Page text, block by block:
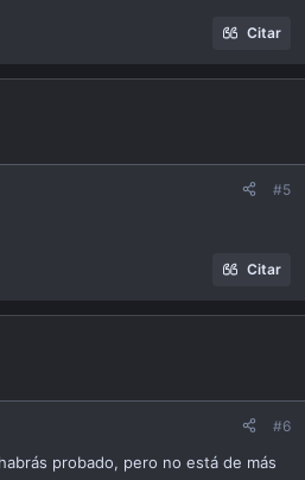
Citar
#5
Citar
#6
probado, pero no está de más